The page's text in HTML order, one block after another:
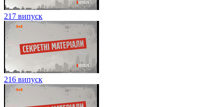
217 випуск
216 випуск